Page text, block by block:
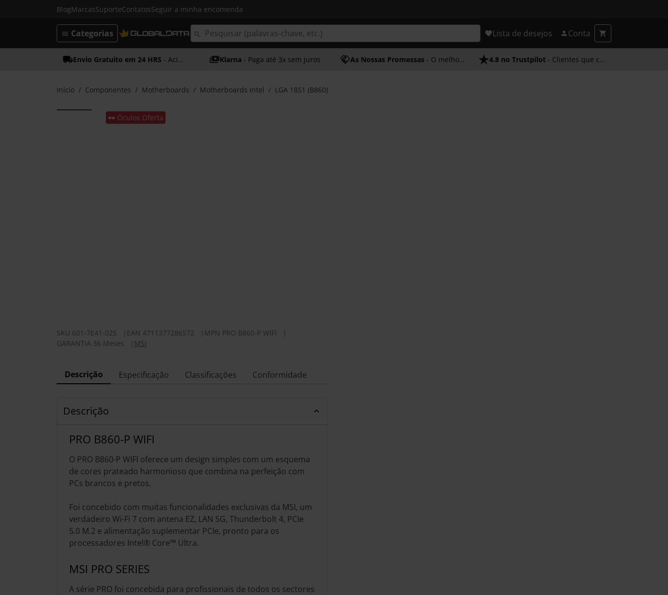
BlogMarcasSuporteContatosSeguir a minha encomenda
Lista de desejos Conta
Categorias
Envio Gratuito em 24 HRS - Acima dos 50€ Klarna - Paga até 3x sem juros As Nossas Promessas - O melhor atendimento 4.8 no Trustpilot - Clientes que confiam em nós
Início Componentes Motherboards Motherboards Intel LGA 1851 (B860)
🕶️ Óculos Oferta
SKU 601-7E41-02S EAN 4711377286572 MPN PRO B860-P WIFI
GARANTIA 36 Meses
MSI
Descrição Especificação Classificações Conformidade
Descrição
PRO B860-P WIFI
O PRO B860-P WIFI oferece um design simples com um esquema
de cores prateado harmonioso que combina na perfeição com
PCs brancos e pretos.
Foi concebido com muitas funcionalidades exclusivas da MSI, um
verdadeiro Wi-Fi 7 com antena EZ, LAN 5G, Thunderbolt 4, PCIe
5.0 M.2 e alimentação suplementar PCIe, pronto para os
processadores Intel® Core™ Ultra.
MSI PRO SERIES
A série PRO foi concebida para profissionais de todos os sectores